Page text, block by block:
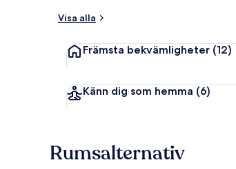
Visa alla
Främsta bekvämligheter (12)
Känn dig som hemma (6)
Rumsalternativ